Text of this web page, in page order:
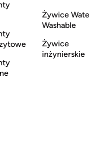
Żywice
Washable
Żywice
inżynierskie